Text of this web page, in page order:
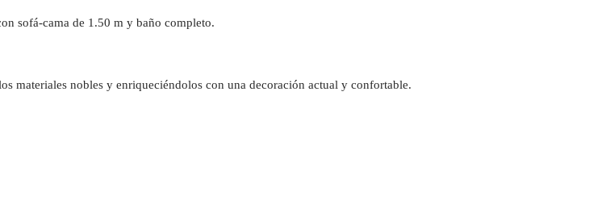
sofá-cama de 1.50 m y baño completo.
materiales nobles y enriqueciéndolos con una decoración actual y confortable.